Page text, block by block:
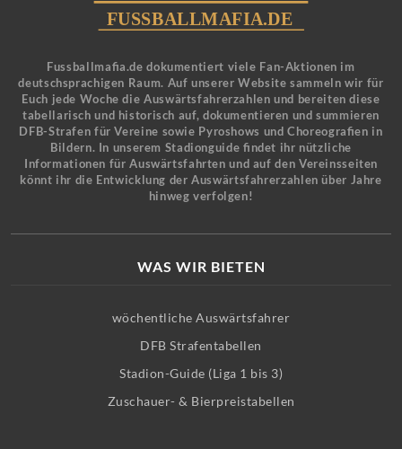
Fussballmafia.de dokumentiert viele Fan-Aktionen im
deutschsprachigen Raum. Auf unserer Website sammeln wir für
Euch jede Woche die Auswärtsfahrerzahlen und bereiten diese
tabellarisch und historisch auf, dokumentieren und summieren
DFB-Strafen für Vereine sowie Pyroshows und Choreografien in
Bildern. In unserem Stadionguide findet ihr nützliche
Informationen für Auswärtsfahrten und auf den Vereinsseiten
könnt ihr die Entwicklung der Auswärtsfahrerzahlen über Jahre
hinweg verfolgen!
WAS WIR BIETEN
wöchentliche Auswärtsfahrer
DFB Strafentabellen
Stadion-Guide (Liga 1 bis 3)
Zuschauer- & Bierpreistabellen